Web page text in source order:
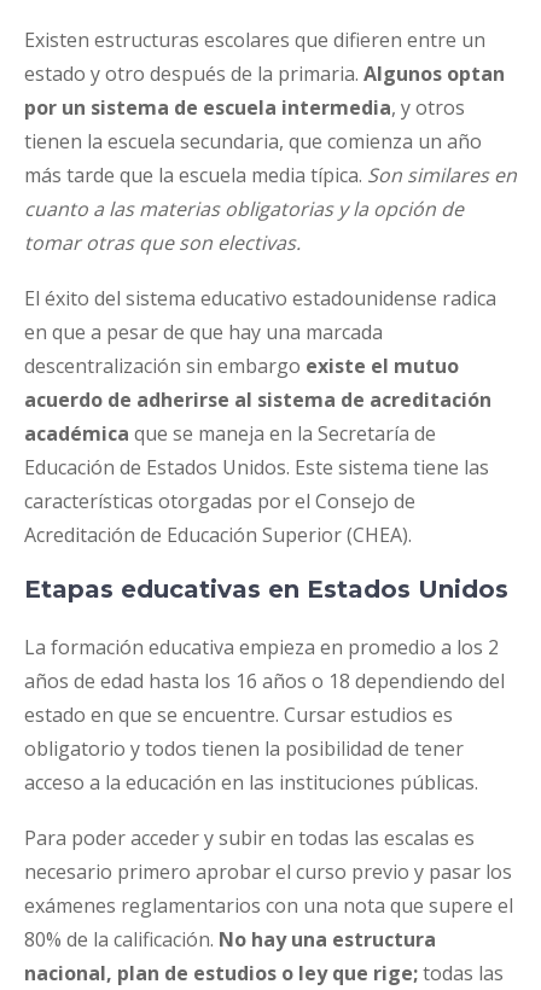
Existen estructuras escolares que difieren entre un
estado y otro después de la primaria. Algunos optan
por un sistema de escuela intermedia, y otros
tienen la escuela secundaria, que comienza un año
más tarde que la escuela media típica. Son similares en
cuanto a las materias obligatorias y la opción de
tomar otras que son electivas.
El éxito del sistema educativo estadounidense radica
en que a pesar de que hay una marcada
descentralización sin embargo existe el mutuo
acuerdo de adherirse al sistema de acreditación
académica que se maneja en la Secretaría de
Educación de Estados Unidos. Este sistema tiene las
características otorgadas por el Consejo de
Acreditación de Educación Superior (CHEA).
Etapas educativas en Estados Unidos
La formación educativa empieza en promedio a los 2
años de edad hasta los 16 años o 18 dependiendo del
estado en que se encuentre. Cursar estudios es
obligatorio y todos tienen la posibilidad de tener
acceso a la educación en las instituciones públicas.
Para poder acceder y subir en todas las escalas es
necesario primero aprobar el curso previo y pasar los
exámenes reglamentarios con una nota que supere el
80% de la calificación. No hay una estructura
nacional, plan de estudios o ley que rige;todas las